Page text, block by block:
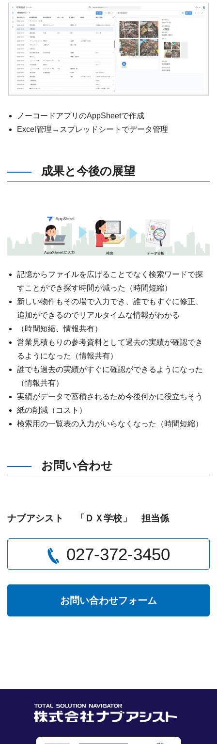
ノーコードアプリのAppSheetで作成
Excel管理→スプレッドシートでデータ管理
成果と今後の展望
記憶からファイルを広げることでなく検索ワードで探
すことができ探す時間が減った（時間短縮）
新しい物件もその場で入力でき、誰でもすぐに修正、
追加ができるのでリアルタイムな情報がわかる
（時間短縮、情報共有）
営業見積もりの参考資料として過去の実績が確認でき
るようになった（情報共有）
誰でも過去の実績がすぐに確認ができるようになった
（情報共有）
実績がデータで蓄積されるため今後何かに役立ちそう
紙の削減（コスト）
検索用の一覧表の入力がいらなくなった（時間短縮）
お問い合わせ
ナブアシスト 「ＤＸ学校」 担当係
027-372-3450
お問い合わせフォーム